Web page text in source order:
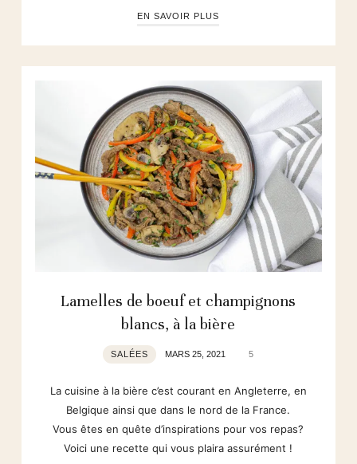
EN SAVOIR PLUS
Lamelles de boeuf et champignons
blancs, à la bière
SALÉES MARS 25, 2021 5
La cuisine à la bière c’est courant en Angleterre, en
Belgique ainsi que dans le nord de la France.
Vous êtes en quête d’inspirations pour vos repas?
Voici une recette qui vous plaira assurément !